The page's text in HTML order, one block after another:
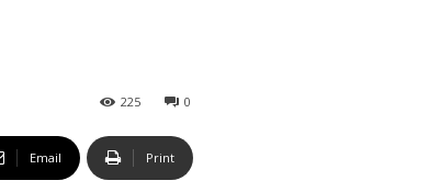
0
225
Email Print